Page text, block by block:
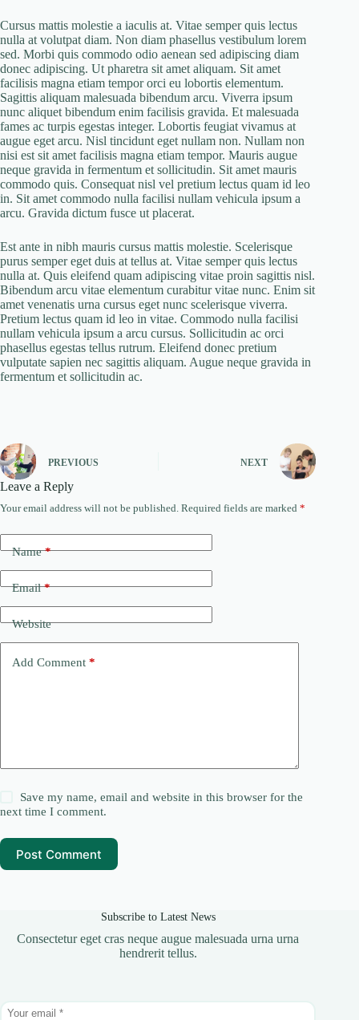
Cursus mattis molestie a iaculis at. Vitae semper quis lectus
nulla at volutpat diam. Non diam phasellus vestibulum lorem
sed. Morbi quis commodo odio aenean sed adipiscing diam
donec adipiscing. Ut pharetra sit amet aliquam. Sit amet
facilisis magna etiam tempor orci eu lobortis elementum.
Sagittis aliquam malesuada bibendum arcu. Viverra ipsum
nunc aliquet bibendum enim facilisis gravida. Et malesuada
fames ac turpis egestas integer. Lobortis feugiat vivamus at
augue eget arcu. Nisl tincidunt eget nullam non. Nullam non
nisi est sit amet facilisis magna etiam tempor. Mauris augue
neque gravida in fermentum et sollicitudin. Sit amet mauris
commodo quis. Consequat nisl vel pretium lectus quam id leo
in. Sit amet commodo nulla facilisi nullam vehicula ipsum a
arcu. Gravida dictum fusce ut placerat.
Est ante in nibh mauris cursus mattis molestie. Scelerisque
purus semper eget duis at tellus at. Vitae semper quis lectus
nulla at. Quis eleifend quam adipiscing vitae proin sagittis nisl.
Bibendum arcu vitae elementum curabitur vitae nunc. Enim sit
amet venenatis urna cursus eget nunc scelerisque viverra.
Pretium lectus quam id leo in vitae. Commodo nulla facilisi
nullam vehicula ipsum a arcu cursus. Sollicitudin ac orci
phasellus egestas tellus rutrum. Eleifend donec pretium
vulputate sapien nec sagittis aliquam. Augue neque gravida in
fermentum et sollicitudin ac.
PREVIOUS NEXT
Leave a Reply
Your email address will not be published. Required fields are marked *
Name*
Email*
Website
Add Comment *
Save my name, email and website in this browser for the
next time I comment.
Post Comment
Subscribe to Latest News
Consectetur eget cras neque augue malesuada urna urna
hendrerit tellus.